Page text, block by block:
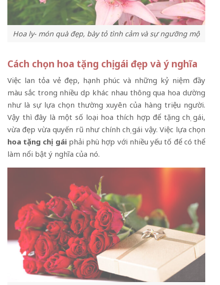
Hoa ly- món quà đẹp, bày tỏ tình cảm và sự ngưỡng mộ
Cách chọn hoa tặng chị gái đẹp và ý nghĩa
Việc lan tỏa vẻ đẹp, hạnh phúc và những kỷ niệm đầy
màu sắc trong nhiều dịp khác nhau thông qua hoa dường
như là sự lựa chọn thường xuyên của hàng triệu người.
Vậy thì đây là một số loại hoa thích hợp để tặng chị gái,
vừa đẹp vừa quyến rũ như chính chị gái vậy. Việc lựa chọn
hoa tặng chị gáiphải phù hợp với nhiều yếu tố để có thể
làm nổi bật ý nghĩa của nó.